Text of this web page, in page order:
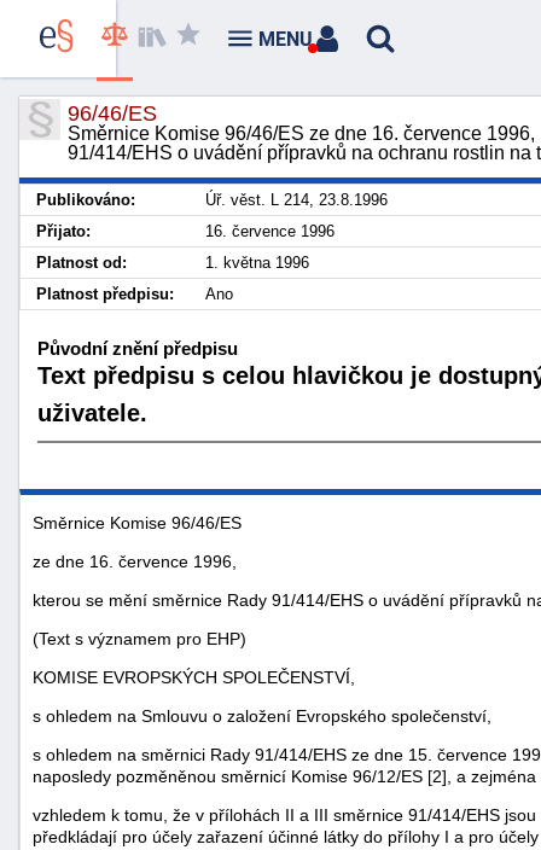
96/46/ES
Směrnice Komise 96/46/ES ze dne 16. července
91/414/EHS o uvádění přípravků na ochranu rostlin na
Publikováno:
Úř. věst. L 214, 23.8.1996
Přijato:
16. července 1996
Platnost od:
1. května 1996
Platnost předpisu:
Ano
Původní znění předpisu
Text předpisu s celou hlavičkou je
uživatele.
Směrnice Komise 96/46/ES
ze dne 16. července 1996,
kterou se mění směrnice Rady 91/414/EHS o uvádění přípravků
(Text s významem pro EHP)
KOMISE EVROPSKÝCH SPOLEČENSTVÍ,
s ohledem na Smlouvu o založení Evropského společenství,
s ohledem na směrnici Rady 91/414/EHS ze dne 15. července
naposledy pozměněnou směrnicí Komise 96/12/ES [2], a
vzhledem k tomu, že v přílohách II a III směrnice 91/414/EHS
předkládají pro účely zařazení účinné látky do přílohy I a pro
MENU